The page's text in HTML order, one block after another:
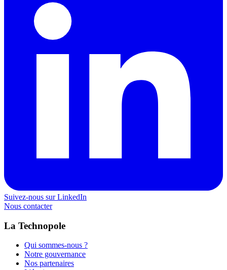
Suivez-nous sur LinkedIn
Nous contacter
La Technopole
Qui sommes-nous ?
Notre gouvernance
Nos partenaires